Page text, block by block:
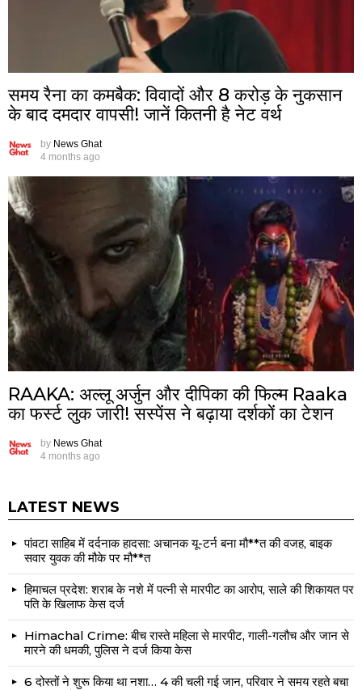
समय रैना का कमबैक: विवादों और ₹8 करोड़ के नुकसान
के बाद दमदार वापसी! जानें कितनी है नेट वर्थ
by News Ghat
4 months ago
RAAKA: अल्लू अर्जुन और दीपिका की फिल्म Raaka
का फर्स्ट लुक जारी! सस्पेंस ने बढ़ाया दर्शकों का टेशन
by News Ghat
4 months ago
LATEST NEWS
पांवटा साहिब में दर्दनाक हादसा: अचानक यू-टर्न बना मौ**त की वजह, बाइक
सवार युवक की मौके पर मौ**त
हिमाचल प्रदेश: शराब के नशे में पत्नी से मारपीट का आरोप, साले की शिकायत पर
पति के खिलाफ केस दर्ज
Himachal Crime: बीच रास्ते महिला से मारपीट, गाली-गलौच और जान से
मारने की धमकी, पुलिस ने दर्ज किया केस
6 दोस्तों ने शुरू किया था नशा… 4 की चली गई जान, परिवार ने समय रहते बचा